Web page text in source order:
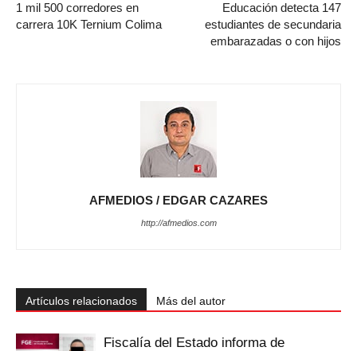
1 mil 500 corredores en
carrera 10K Ternium Colima
Educación detecta 147
estudiantes de secundaria
embarazadas o con hijos
AFMEDIOS / EDGAR CAZARES
http://afmedios.com
Artículos relacionados Más del autor
Fiscalía del Estado informa de